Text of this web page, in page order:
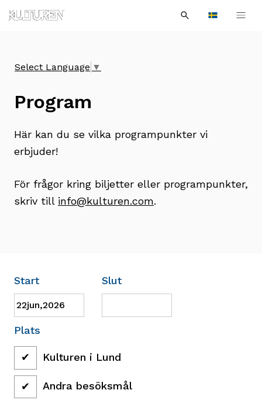
navigationen
innehållet
Languages
efter:
Sök
Select Language ▼
Program
Här kan du se vilka programpunkter vi
erbjuder!
För frågor kring biljetter eller programpunkter,
skriv till info@kulturen.com.
Filtrera
Program
Start Slut
Plats
Kulturen i Lund
Andra besöksmål